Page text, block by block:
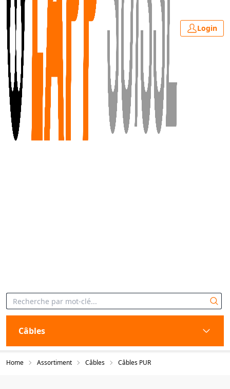
Login
Câbles
Home Assortiment Câbles Câbles PUR